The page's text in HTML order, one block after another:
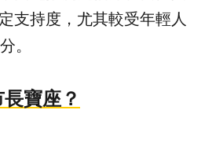
支持度，尤其較受年輕人
。
寶座？